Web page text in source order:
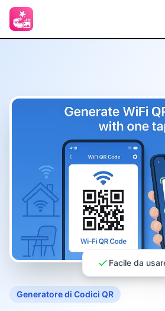
Generatore di Codici QR
Facile da